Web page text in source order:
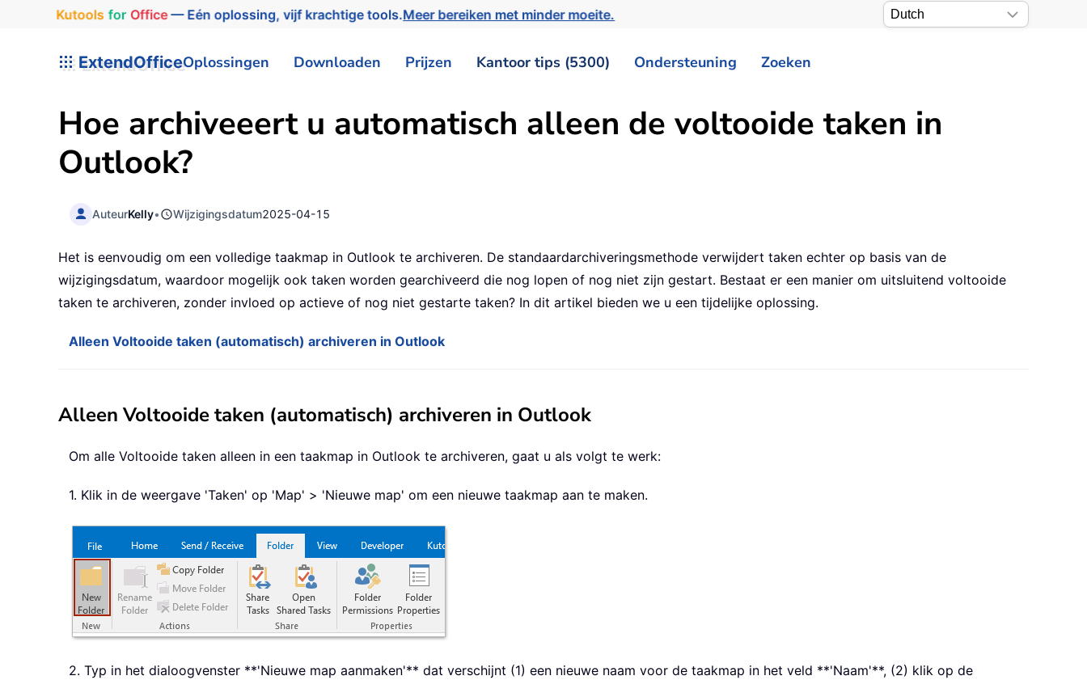
Kutools for Office— Eén oplossing, vijf krachtige tools.Meer bereiken met minder moeite.
ExtendOfficeOplossingen Downloaden Prijzen Kantoor tips (5300) Ondersteuning Zoeken
Hoe archiveeert u automatisch alleen de voltooide taken in
Outlook?
AuteurKelly• Wijzigingsdatum2025-04-15
Het is eenvoudig om een volledige taakmap in Outlook te archiveren. De standaardarchiveringsmethode verwijdert taken echter op basis van de
wijzigingsdatum, waardoor mogelijk ook taken worden gearchiveerd die nog lopen of nog niet zijn gestart. Bestaat er een manier om uitsluitend voltooide
taken te archiveren, zonder invloed op actieve of nog niet gestarte taken? In dit artikel bieden we u een tijdelijke oplossing.
Alleen Voltooide taken (automatisch) archiveren in Outlook
Alleen Voltooide taken (automatisch) archiveren in Outlook
Om alle Voltooide taken alleen in een taakmap in Outlook te archiveren, gaat u als volgt te werk:
1. Klik in de weergave 'Taken' op 'Map' > 'Nieuwe map' om een nieuwe taakmap aan te maken.
2. Typ in het dialoogvenster **'Nieuwe map aanmaken'** dat verschijnt (1) een nieuwe naam voor de taakmap in het veld **'Naam'**, (2) klik op de